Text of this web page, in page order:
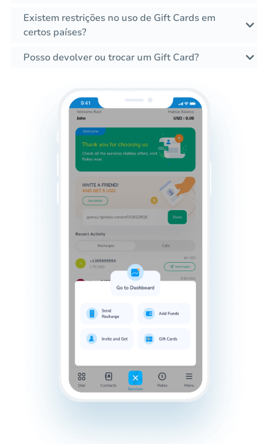
Existem restrições no uso de Gift Cards em
certos países?
Posso devolver ou trocar um Gift Card?